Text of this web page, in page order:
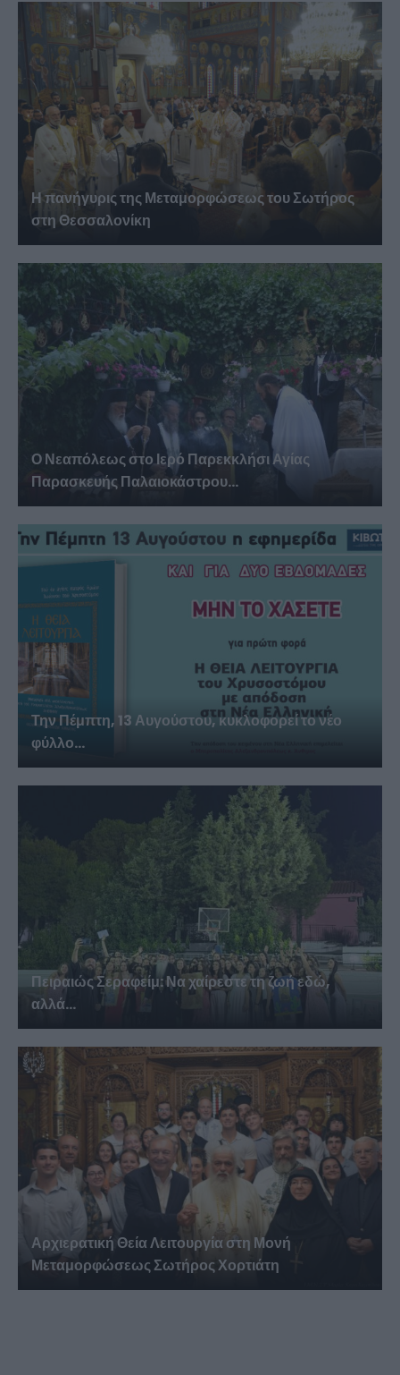
Η πανήγυρις της Μεταμορφώσεως του Σωτήρος
στη Θεσσαλονίκη
Ο Νεαπόλεως στο Ιερό Παρεκκλήσι Αγίας
Παρασκευής Παλαιοκάστρου...
Την Πέμπτη, 13 Αυγούστου, κυκλοφορεί το νέο
φύλλο...
Πειραιώς Σεραφείμ: Να χαίρεστε τη ζωή εδώ,
αλλά...
Αρχιερατική Θεία Λειτουργία στη Μονή
Μεταμορφώσεως Σωτήρος Χορτιάτη